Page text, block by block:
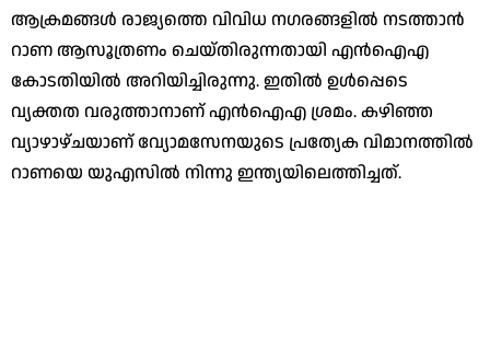
ആക്രമങ്ങൾ രാജ്യത്തെ വിവിധ നഗരങ്ങളിൽ നടത്താൻ
റാണ ആസൂത്രണം ചെയ്തിരുന്നതായി എൻഐഎ
കോടതിയിൽ അറിയിച്ചിരുന്നു. ഇതിൽ ഉൾപ്പെടെ
വ്യക്തത വരുത്താനാണ് എൻഐഎ ശ്രമം. കഴിഞ്ഞ
വ്യാഴാഴ്ചയാണ് വ്യോമസേനയുടെ പ്രത്യേക വിമാനത്തിൽ
റാണയെ യുഎസിൽ നിന്നു ഇന്ത്യയിലെത്തിച്ചത്.